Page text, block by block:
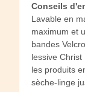
Conseils
Lavable en
maximum et
bandes
lessive Christ
les produits
sèche-linge